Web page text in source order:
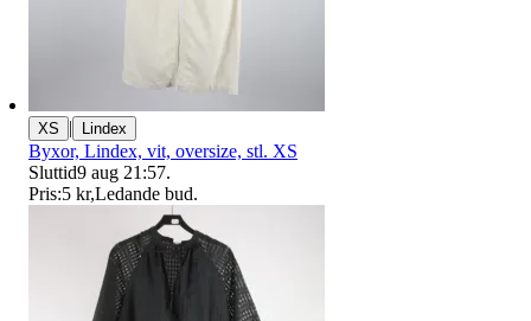
XS | Lindex
Byxor, Lindex, vit, oversize, stl. XS
Sluttid9 aug 21:57.
Pris:5 kr,Ledande bud.